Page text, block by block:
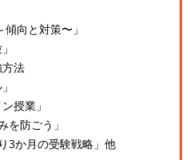
向と対策〜」
方法
授業」
を防ごう」
3か月の受験戦略」他